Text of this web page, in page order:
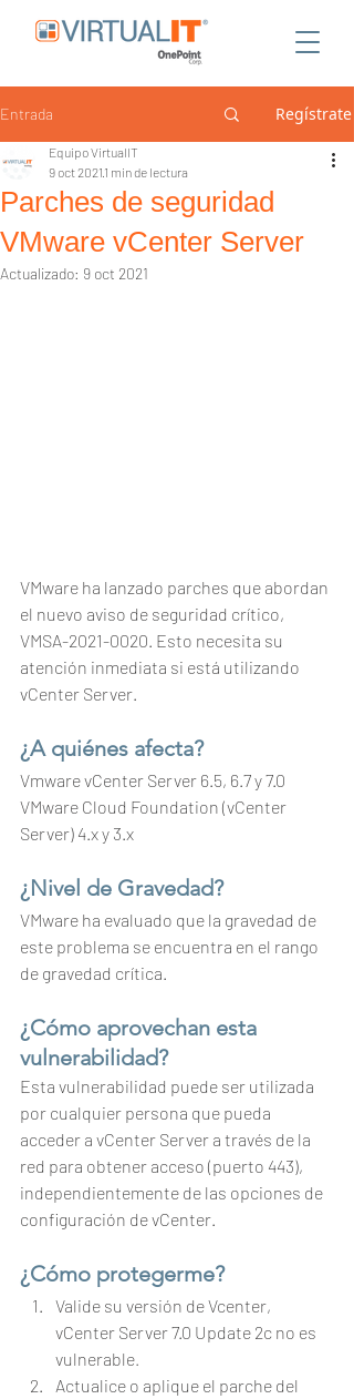
Entrada Regístrate
Parches de seguridad
VMware vCenter Server
Equipo VirtualIT
9 oct 2021 1 min de lectura
Actualizado: 9 oct 2021
VMware ha lanzado parches que abordan
el nuevo aviso de seguridad crítico,
VMSA-2021-0020. Esto necesita su
atención inmediata si está utilizando
vCenter Server.
¿A quiénes afecta?
Vmware vCenter Server 6.5, 6.7 y 7.0
VMware Cloud Foundation (vCenter
Server) 4.x y 3.x
¿Nivel de Gravedad?
VMware ha evaluado que la gravedad de
este problema se encuentra en el rango
de gravedad crítica.
¿Cómo aprovechan esta
vulnerabilidad?
Esta vulnerabilidad puede ser utilizada
por cualquier persona que pueda
acceder a vCenter Server a través de la
red para obtener acceso (puerto 443),
independientemente de las opciones de
configuración de vCenter.
¿Cómo protegerme?
Valide su versión de Vcenter,
vCenter Server 7.0 Update 2c no es
vulnerable
Actualice o aplique el parche del